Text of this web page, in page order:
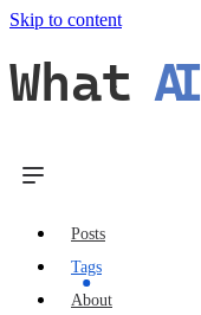
Skip to content
What AI
Posts
Tags
About